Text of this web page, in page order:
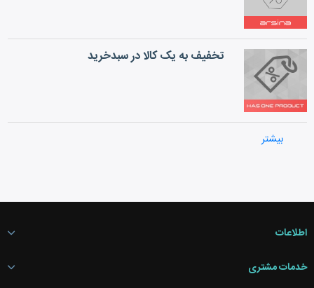
تخفیف به یک کالا در سبدخرید
بیشتر
اطلاعات
خدمات مشتری